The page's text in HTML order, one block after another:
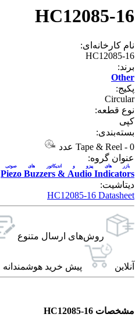
HC12085-16
نام کارخانه‌ای:
HC12085-16
برند:
Other
پکیج:
Circular
نوع قطعه:
کپی
بسته‌بندی:
Tape & Reel - 0 عدد
عنوان گروه:
Piezo Buzzers & Audio Indicators
بازر های پیزو و اندیکاتور های صوتی
دیتاشیت:
HC12085-16 Datasheet
روش‌های ارسال‌ متنوع
آنلاین پیش خرید هوشمندانه
مشخصات HC12085-16